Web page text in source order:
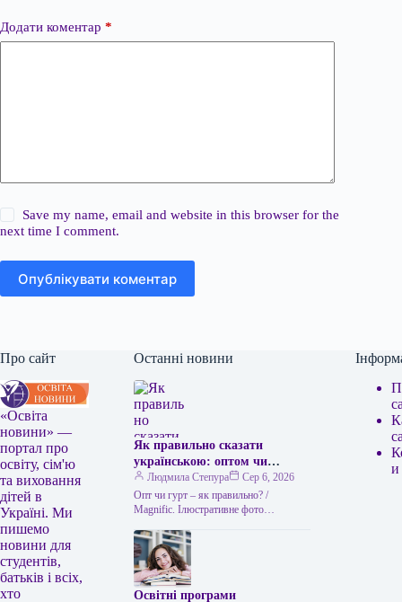
Додати коментар *
Save my name, email and website in this browser for the
next time I comment.
Опублікувати коментар
Про сайт
«Освіта
новини» —
портал про
освіту, сім'ю
та виховання
дітей в
Україні. Ми
пишемо
новини для
студентів,
батьків і всіх,
хто
Останні новини
Як правильно сказати
українською: оптом чи
гуртом
Людмила Степура
Сер 6, 2026
Опт чи гурт – як правильно? /
Мagnific. Ілюстративне фото
часто пропонує два рівнозначні слова,
…
Освітні програми
и